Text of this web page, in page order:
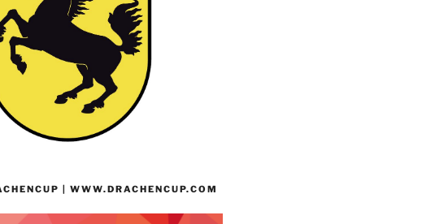
| WWW.DRACHENCUP.COM